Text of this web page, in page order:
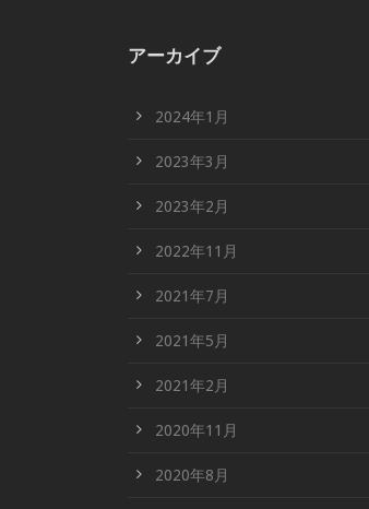
アーカイブ
2024年1月
2023年3月
2023年2月
2022年11月
2021年7月
2021年5月
2021年2月
2020年11月
2020年8月